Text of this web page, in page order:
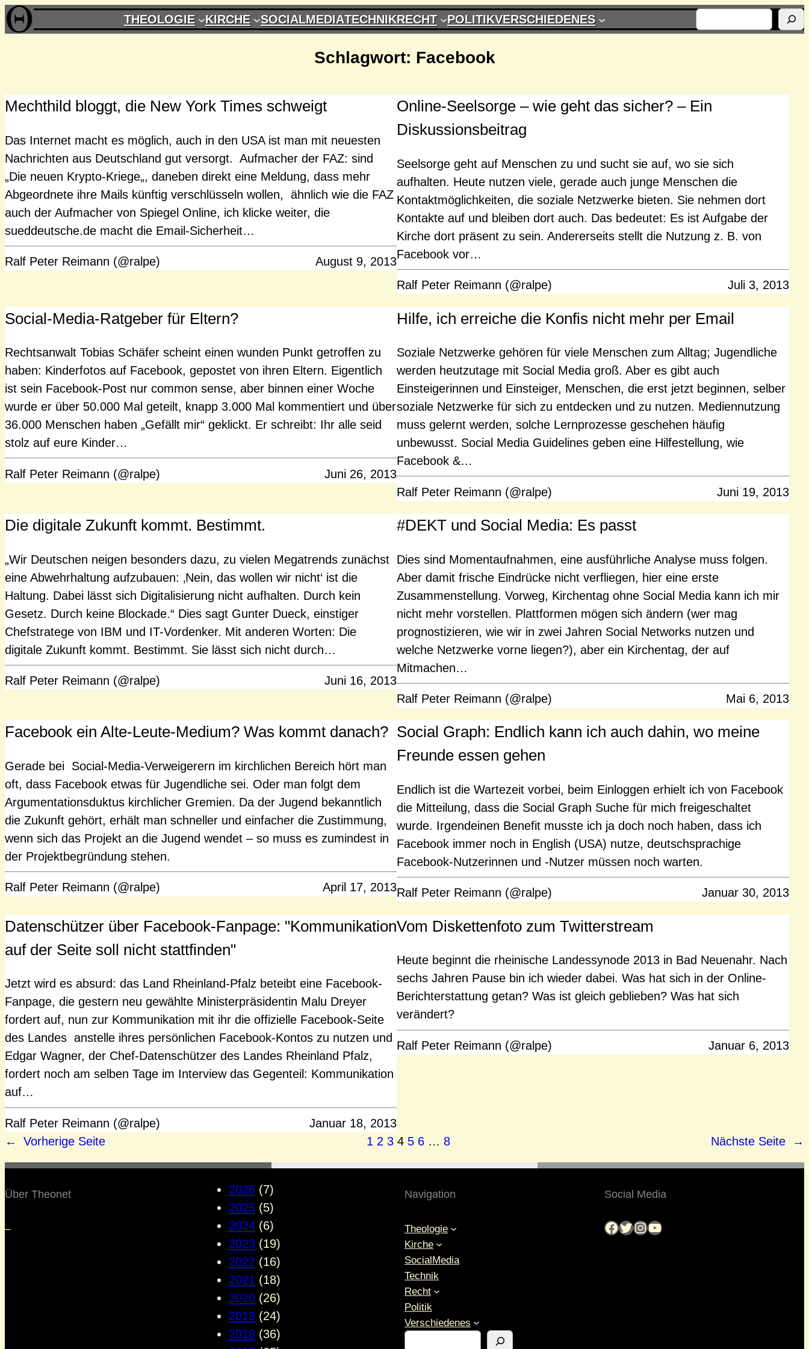
Zum
Inhalt
THEOLOGIE KIRCHE SOCIALMEDIATECHNIKRECHT POLITIKVERSCHIEDENES
Schlagwort: Facebook
Mechthild bloggt, die New York Times schweigt
Das Internet macht es möglich, auch in den USA ist man mit neuesten
Nachrichten aus Deutschland gut versorgt. Aufmacher der FAZ: sind
„Die neuen Krypto-Kriege„, daneben direkt eine Meldung, dass mehr
Abgeordnete ihre Mails künftig verschlüsseln wollen, ähnlich wie die FAZ
auch der Aufmacher von Spiegel Online, ich klicke weiter, die
sueddeutsche.de macht die Email-Sicherheit…
Ralf Peter Reimann (@ralpe) August 9, 2013
Online-Seelsorge – wie geht das sicher? – Ein
Diskussionsbeitrag
Seelsorge geht auf Menschen zu und sucht sie auf, wo sie sich
aufhalten. Heute nutzen viele, gerade auch junge Menschen die
Kontaktmöglichkeiten, die soziale Netzwerke bieten. Sie nehmen dort
Kontakte auf und bleiben dort auch. Das bedeutet: Es ist Aufgabe der
Kirche dort präsent zu sein. Andererseits stellt die Nutzung z. B. von
Facebook vor…
Ralf Peter Reimann (@ralpe) Juli 3, 2013
Social-Media-Ratgeber für Eltern?
Rechtsanwalt Tobias Schäfer scheint einen wunden Punkt getroffen zu
haben: Kinderfotos auf Facebook, gepostet von ihren Eltern. Eigentlich
ist sein Facebook-Post nur common sense, aber binnen einer Woche
wurde er über 50.000 Mal geteilt, knapp 3.000 Mal kommentiert und über
36.000 Menschen haben „Gefällt mir“ geklickt. Er schreibt: Ihr alle seid
stolz auf eure Kinder…
Ralf Peter Reimann (@ralpe) Juni 26, 2013
Hilfe, ich erreiche die Konfis nicht mehr per Email
Soziale Netzwerke gehören für viele Menschen zum Alltag; Jugendliche
werden heutzutage mit Social Media groß. Aber es gibt auch
Einsteigerinnen und Einsteiger, Menschen, die erst jetzt beginnen, selber
soziale Netzwerke für sich zu entdecken und zu nutzen. Mediennutzung
muss gelernt werden, solche Lernprozesse geschehen häufig
unbewusst. Social Media Guidelines geben eine Hilfestellung, wie
Facebook &…
Ralf Peter Reimann (@ralpe) Juni 19, 2013
Die digitale Zukunft kommt. Bestimmt.
„Wir Deutschen neigen besonders dazu, zu vielen Megatrends zunächst
eine Abwehrhaltung aufzubauen: ‚Nein, das wollen wir nicht‘ ist die
Haltung. Dabei lässt sich Digitalisierung nicht aufhalten. Durch kein
Gesetz. Durch keine Blockade.“ Dies sagt Gunter Dueck, einstiger
Chefstratege von IBM und IT-Vordenker. Mit anderen Worten: Die
digitale Zukunft kommt. Bestimmt. Sie lässt sich nicht durch…
Ralf Peter Reimann (@ralpe) Juni 16, 2013
#DEKT und Social Media: Es passt
Dies sind Momentaufnahmen, eine ausführliche Analyse muss folgen.
Aber damit frische Eindrücke nicht verfliegen, hier eine erste
Zusammenstellung. Vorweg, Kirchentag ohne Social Media kann ich mir
nicht mehr vorstellen. Plattformen mögen sich ändern (wer mag
prognostizieren, wie wir in zwei Jahren Social Networks nutzen und
welche Netzwerke vorne liegen?), aber ein Kirchentag, der auf
Mitmachen…
Ralf Peter Reimann (@ralpe) Mai 6, 2013
Facebook ein Alte-Leute-Medium? Was kommt danach?
Gerade bei Social-Media-Verweigerern im kirchlichen Bereich hört man
oft, dass Facebook etwas für Jugendliche sei. Oder man folgt dem
Argumentationsduktus kirchlicher Gremien. Da der Jugend bekanntlich
die Zukunft gehört, erhält man schneller und einfacher die Zustimmung,
wenn sich das Projekt an die Jugend wendet – so muss es zumindest in
der Projektbegründung stehen.
Ralf Peter Reimann (@ralpe) April 17, 2013
Social Graph: Endlich kann ich auch dahin, wo meine
Freunde essen gehen
Endlich ist die Wartezeit vorbei, beim Einloggen erhielt ich von Facebook
die Mitteilung, dass die Social Graph Suche für mich freigeschaltet
wurde. Irgendeinen Benefit musste ich ja doch noch haben, dass ich
Facebook immer noch in English (USA) nutze, deutschsprachige
Facebook-Nutzerinnen und -Nutzer müssen noch warten.
Ralf Peter Reimann (@ralpe) Januar 30, 2013
Datenschützer über Facebook-Fanpage: "Kommunikation
auf der Seite soll nicht stattfinden"
Jetzt wird es absurd: das Land Rheinland-Pfalz beteibt eine Facebook-
Fanpage, die gestern neu gewählte Ministerpräsidentin Malu Dreyer
fordert auf, nun zur Kommunikation mit ihr die offizielle Facebook-Seite
des Landes anstelle ihres persönlichen Facebook-Kontos zu nutzen und
Edgar Wagner, der Chef-Datenschützer des Landes Rheinland Pfalz,
fordert noch am selben Tage im Interview das Gegenteil: Kommunikation
auf…
Ralf Peter Reimann (@ralpe) Januar 18, 2013
Vom Diskettenfoto zum Twitterstream
Heute beginnt die rheinische Landessynode 2013 in Bad Neuenahr. Nach
sechs Jahren Pause bin ich wieder dabei. Was hat sich in der Online-
Berichterstattung getan? Was ist gleich geblieben? Was hat sich
verändert?
Ralf Peter Reimann (@ralpe) Januar 6, 2013
← Vorherige Seite 1 2 3 4 5 6 … 8 Nächste Seite →
Über Theonet
–
2026 (7)
2025 (5)
2024 (6)
2023 (19)
2022 (16)
2021 (18)
2020 (26)
2019 (24)
2018 (36)
Navigation
Theologie
Kirche
SocialMedia
Technik
Recht
Politik
Verschiedenes
S
Social Media
Facebook Twitter InstagramYouTube